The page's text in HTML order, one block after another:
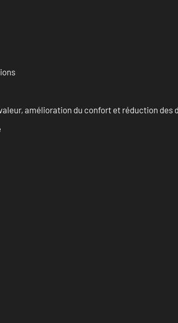
amélioration du confort et réduction des